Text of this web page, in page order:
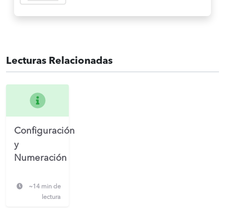
Lecturas Relacionadas
Configuración
y
Numeración
~14 min de
lectura